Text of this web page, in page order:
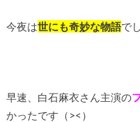
今夜は世にも奇妙な物語で
早速、白石麻衣さん主演の
かったです（><）